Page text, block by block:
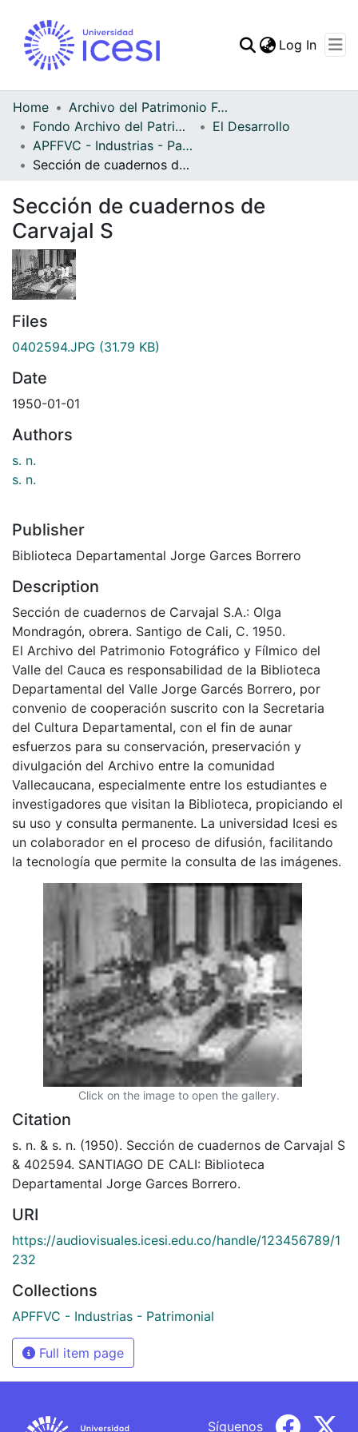
Statistics
Log In
Home
Archivo del Patrimonio Fotográfico y Fílmico del Valle del Cauca
Fondo Archivo del Patrimonio Fotográfico y Fílmico del Valle del Cauca
El Desarrollo
APFFVC - Industrias - Patrimonial
Sección de cuadernos de Carvajal S
Sección de cuadernos de
Carvajal S
Files
0402594.JPG (31.79 KB)
Date
1950-01-01
Authors
s. n.
s. n.
Publisher
Biblioteca Departamental Jorge Garces Borrero
Description
Sección de cuadernos de Carvajal S.A.: Olga
Mondragón, obrera. Santigo de Cali, C. 1950.
El Archivo del Patrimonio Fotográfico y Fílmico del
Valle del Cauca es responsabilidad de la Biblioteca
Departamental del Valle Jorge Garcés Borrero, por
convenio de cooperación suscrito con la Secretaria
del Cultura Departamental, con el fin de aunar
esfuerzos para su conservación, preservación y
divulgación del Archivo entre la comunidad
Vallecaucana, especialmente entre los estudiantes e
investigadores que visitan la Biblioteca, propiciando el
su uso y consulta permanente. La universidad Icesi es
un colaborador en el proceso de difusión, facilitando
la tecnología que permite la consulta de las imágenes.
Click on the image to open the gallery.
Citation
s. n. & s. n. (1950). Sección de cuadernos de Carvajal S
& 402594. SANTIAGO DE CALI: Biblioteca
Departamental Jorge Garces Borrero.
URI
https://audiovisuales.icesi.edu.co/handle/123456789/1
232
Collections
APFFVC - Industrias - Patrimonial
Full item page
Síguenos